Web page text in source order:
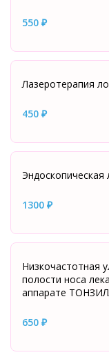
550 ₽
Лазеротерапия
450 ₽
Эндоскопическая
1300 ₽
Низкочастотная
полости носа
аппарате
650 ₽